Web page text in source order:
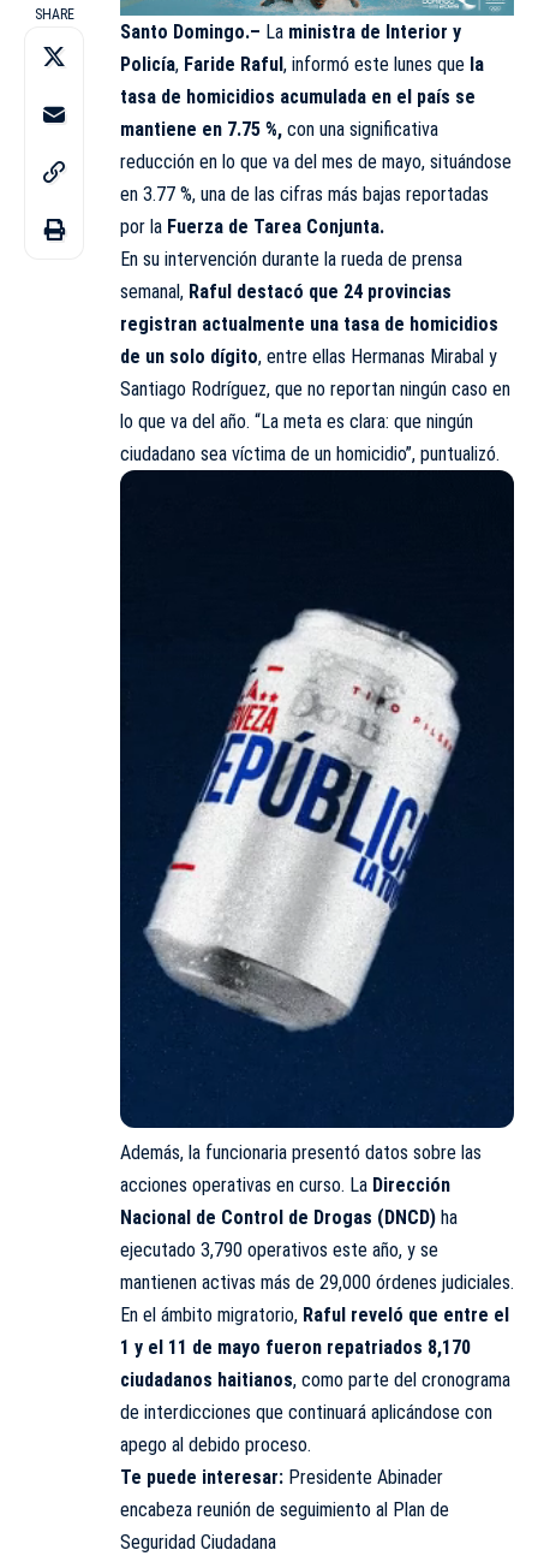
SHARE
Santo Domingo.– La ministra de Interior y
Policía, Faride Raful, informó este lunes que la
tasa de homicidios acumulada en el país se
mantiene en 7.75 %, con una significativa
reducción en lo que va del mes de mayo, situándose
en 3.77 %, una de las cifras más bajas reportadas
por la Fuerza de Tarea Conjunta.
En su intervención durante la rueda de prensa
semanal, Raful destacó que 24 provincias
registran actualmente una tasa de homicidios
de un solo dígito, entre ellas Hermanas Mirabal y
Santiago Rodríguez, que no reportan ningún caso en
lo que va del año. “La meta es clara: que ningún
ciudadano sea víctima de un homicidio”, puntualizó.
Además, la funcionaria presentó datos sobre las
acciones operativas en curso. La Dirección
Nacional de Control de Drogas (DNCD) ha
ejecutado 3,790 operativos este año, y se
mantienen activas más de 29,000 órdenes judiciales.
En el ámbito migratorio, Raful reveló que entre el
1 y el 11 de mayo fueron repatriados 8,170
ciudadanos haitianos, como parte del cronograma
de interdicciones que continuará aplicándose con
apego al debido proceso.
Te puede interesar: Presidente Abinader
encabeza reunión de seguimiento al Plan de
Seguridad Ciudadana